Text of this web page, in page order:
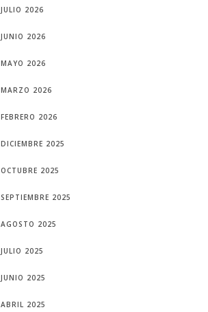
JULIO 2026
JUNIO 2026
MAYO 2026
MARZO 2026
FEBRERO 2026
DICIEMBRE 2025
OCTUBRE 2025
SEPTIEMBRE 2025
AGOSTO 2025
JULIO 2025
JUNIO 2025
ABRIL 2025